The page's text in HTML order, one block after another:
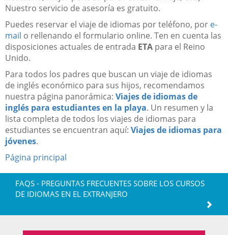
Nuestro servicio de asesoría es gratuito.
Puedes reservar el viaje de idiomas por teléfono, por e-
mail o rellenando el formulario online. Ten en cuenta las
disposiciones actuales de entrada ETA para el Reino
Unido.
Para todos los padres que buscan un viaje de idiomas
de inglés económico para sus hijos, recomendamos
nuestra página panorámica: Viajes de idiomas de
inglés para estudiantes en la playa. Un resumen y la
lista completa de todos los viajes de idiomas para
estudiantes se encuentran aquí: Viajes de idiomas para
jóvenes.
Página principal
FAQS - PREGUNTAS FRECUENTES SOBRE LOS CURSOS
DE IDIOMAS EN EL EXTRANJERO